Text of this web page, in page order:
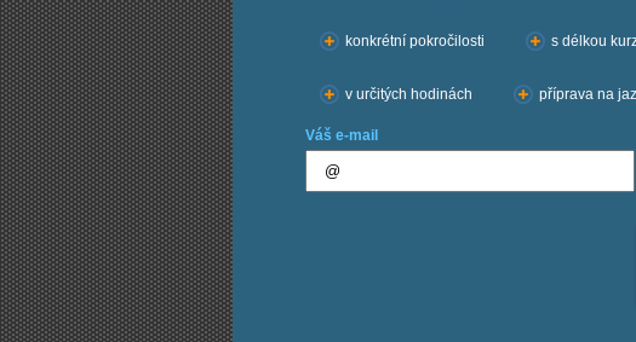
konkrétní pokročilosti
s délkou
v určitých hodinách příprava na
Váš e-mail